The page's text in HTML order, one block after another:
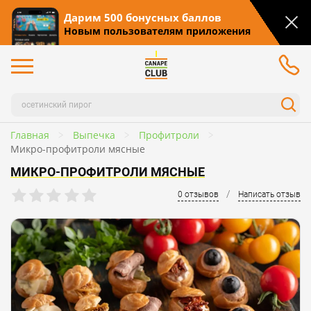
Дарим 500 бонусных баллов
Новым пользователям приложения
Главная Выпечка
Профитроли
Микро-профитроли мясные
МИКРО-ПРОФИТРОЛИ МЯСНЫЕ
0 отзывов / Написать отзыв